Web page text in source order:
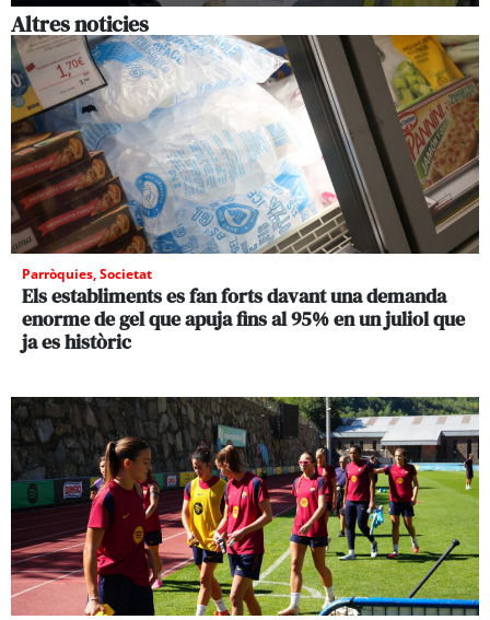
Altres noticies
Parròquies,Societat
Els establiments es fan forts davant una demanda
enorme de gel que apuja fins al 95% en un juliol que
ja es històric